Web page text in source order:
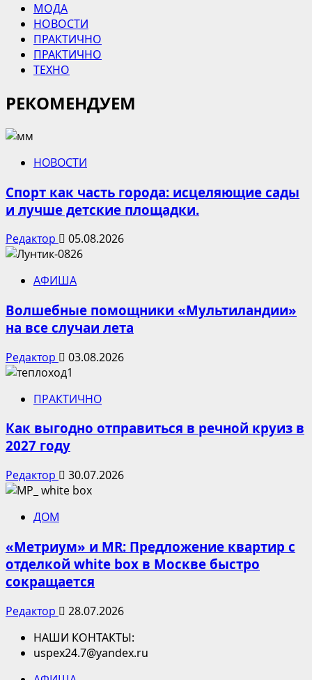
МОДА
НОВОСТИ
ПРАКТИЧНО
ПРАКТИЧНО
ТЕХНО
РЕКОМЕНДУЕМ
НОВОСТИ
Спорт как часть города: исцеляющие сады
и лучше детские площадки.
Редактор 05.08.2026
АФИША
Волшебные помощники «Мультиландии»
на все случаи лета
Редактор 03.08.2026
ПРАКТИЧНО
Как выгодно отправиться в речной круиз в
2027 году
Редактор 30.07.2026
ДОМ
«Метриум» и MR: Предложение квартир с
отделкой white box в Москве быстро
сокращается
Редактор
28.07.2026
НАШИ КОНТАКТЫ:
uspex24.7@yandex.ru